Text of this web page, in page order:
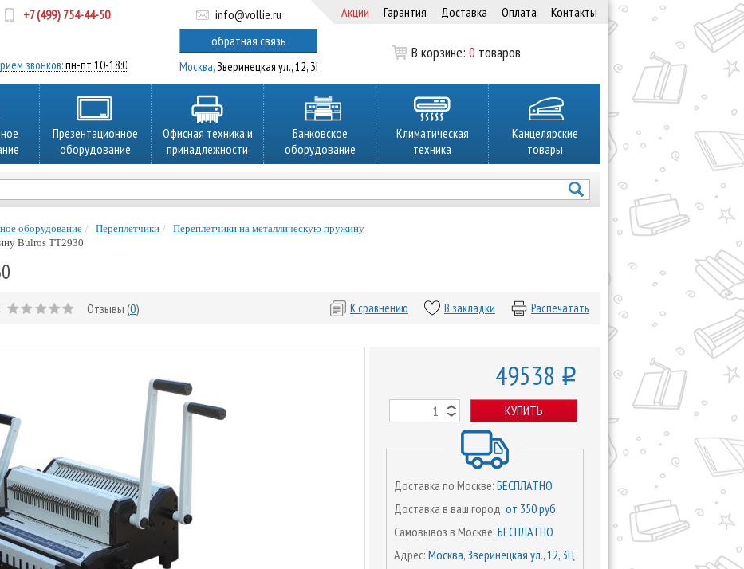
+7 (499) 754-44-50
звонков:пн-пт 10-18:00
info@vollie.ru
обратная связь
Москва,Зверинецкая ул., 12, 3Ц
Акции Гарантия Доставка Оплата Контакты
В корзине:0 товаров
Презентационное
оборудование
Офисная техника и
принадлежности
Банковское
оборудование
Климатическая
техника
Канцелярские
товары
оборудование Переплетчики
Переплетчики на металлическую пружину
Bulros TT2930
Отзывы (0) Распечатать
В закладки
К сравнению
49538 o
КУПИТЬ
Доставка по Москве: БЕСПЛАТНО
Доставка в ваш город: от 350 руб.
Самовывоз в Москве: БЕСПЛАТНО
Адрес: Москва, Зверинецкая ул., 12, 3Ц